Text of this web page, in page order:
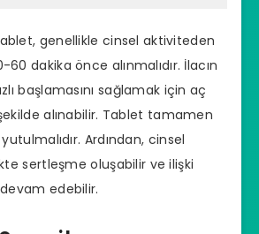
genellikle cinsel aktiviteden
60 dakika önce alınmalıdır. İlacın
başlamasını sağlamak için aç
alınabilir. Tablet tamamen
Ardından, cinsel
sertleşme oluşabilir ve ilişki
edebilir.